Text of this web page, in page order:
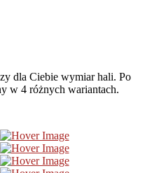
dla Ciebie wymiar hali. Po
w 4 różnych wariantach.